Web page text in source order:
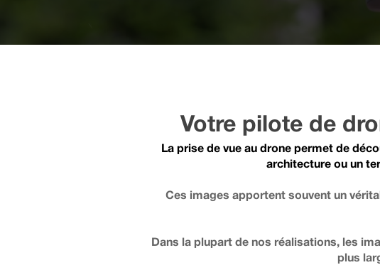
Votre pilote de
La prise de vue au drone permet de
architecture ou un
Ces images apportent souvent un
Dans la plupart de nos réalisations, les
plus